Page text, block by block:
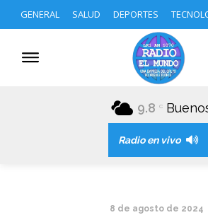
GENERAL SALUD DEPORTES
9.8 C
Radio en vivo
8 de agosto de 2024